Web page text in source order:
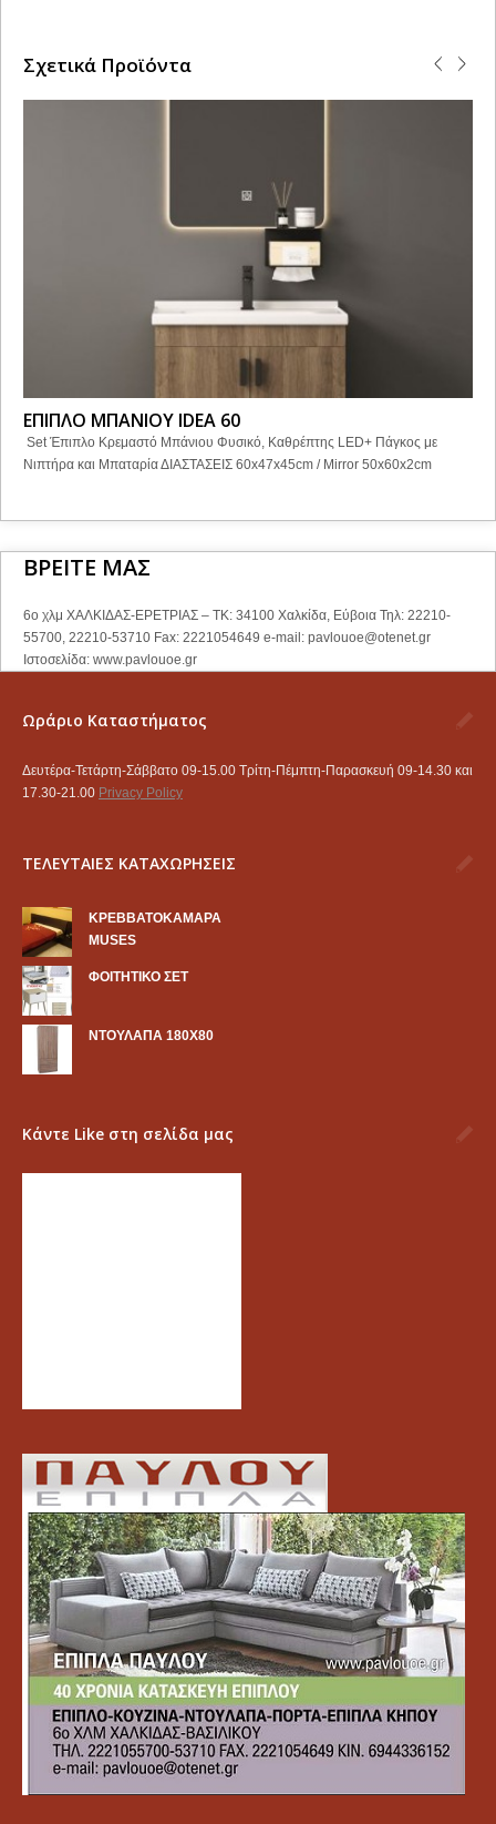
Σχετικά Προϊόντα
ΕΠΙΠΛΟ ΜΠΑΝΙΟΥ IDEA 60
Set Έπιπλο Κρεμαστό Μπάνιου Φυσικό, Καθρέπτης LED+ Πάγκος με
Νιπτήρα και Μπαταρία ΔΙΑΣΤΑΣΕΙΣ 60x47x45cm / Mirror 50x60x2cm
ΒΡΕΙΤΕ ΜΑΣ
6ο χλμ ΧΑΛΚΙΔΑΣ-ΕΡΕΤΡΙΑΣ – ΤΚ: 34100 Χαλκίδα, Εύβοια Τηλ: 22210-
55700, 22210-53710 Fax: 2221054649 e-mail: pavlouoe@otenet.gr
Ιστοσελίδα: www.pavlouoe.gr
Ωράριο Καταστήματος
Δευτέρα-Τετάρτη-Σάββατο 09-15.00 Τρίτη-Πέμπτη-Παρασκευή 09-14.30 και
17.30-21.00 Privacy Policy
ΤΕΛΕΥΤΑΙΕΣ ΚΑΤΑΧΩΡΗΣΕΙΣ
KΡΕΒΒΑΤΟΚΑΜΑΡΑ
MUSES
ΦΟΙΤΗΤΙΚΟ ΣΕΤ
ΝΤΟΥΛΑΠΑ 180Χ80
Κάντε Like στη σελίδα μας